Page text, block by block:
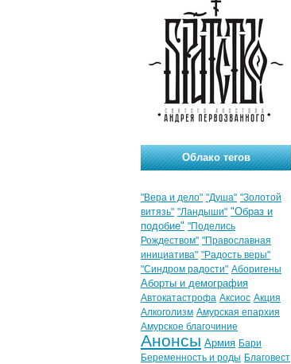
Облако тегов
"Вера и дело" "Душа" "Золотой
витязь" "Ландыши" "Образ и
подобие" "Поделись
Рождеством" "Православная
инициатива" "Радость веры"
"Синдром радости" Аборигены
Аборты и демография
Автокатастрофа Аксиос Акция
Алкоголизм Амурская епархия
Амурское благочиние
Анонсы Армия Бари
Беременность и роды Благовест